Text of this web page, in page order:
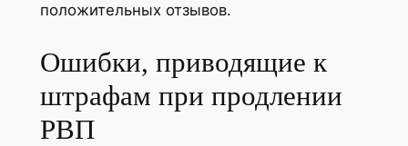
положительных отзывов.
Ошибки, приводящие к
штрафам при продлении
РВП